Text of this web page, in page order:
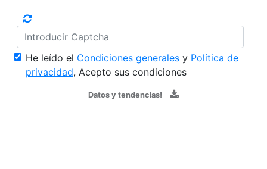
He leído el Condiciones generales y Política de
privacidad, Acepto sus condiciones
Datos y tendencias!